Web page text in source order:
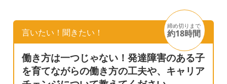
実際に今いる子も2学期から転籍してきた～と
いう子がいます。なので2年生の1学期の様子
を見て考えることもできそうです。 頻尿はだ
いぶ落ち着きました。 タイミングとしては家
では宿題をしたくないとき、授業中において
級の授業を受けることができる 通級は２年生
からが対象。
書けないものがあります。数の計算は10.まで
なら指を使いますができるかなと。 就学予定
先の支援級は交流や通級もしていて、見た目
では分からない子ばかりでした。半数以上が
途中から支援級に移ってきた子なので軽度の
言いたい！聞きたい！
締め切りまで
約18時間
働き方は一つじゃない！発達障害のある子
を育てながらの働き方の工夫や、キャリア